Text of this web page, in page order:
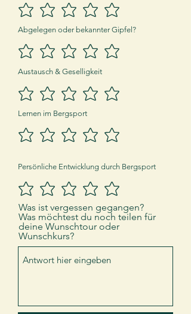
Abgelegen oder bekannter Gipfel?
Austausch & Geselligkeit
Lernen im Bergsport
Persönliche Entwicklung durch Bergsport
Was ist vergessen gegangen?
Was möchtest du noch teilen für
deine Wunschtour oder
Wunschkurs?